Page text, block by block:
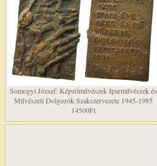
Somogyi József: Képzőművészek Iparművészek és
Művészeti Dolgozók Szakszervezete 1945-1985
14500Ft